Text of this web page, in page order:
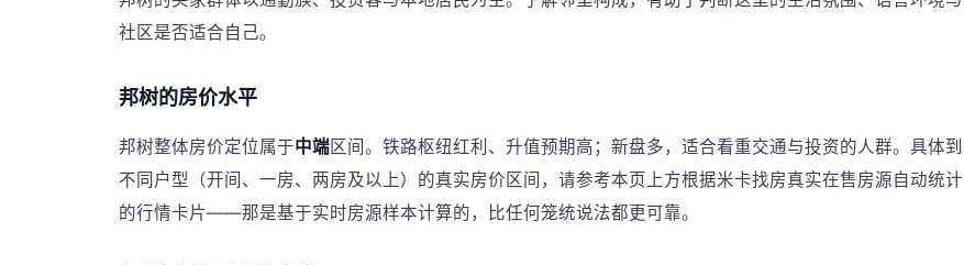
社区是否适合自己。
邦树的房价水平
邦树整体房价定位属于中端区间。铁路枢纽红利、升值预期高；新盘多，适合看重交通与投资的人群。具体到
不同户型（开间、一房、两房及以上）的真实房价区间，请参考本页上方根据米卡找房真实在售房源自动统计
的行情卡片——那是基于实时房源样本计算的，比任何笼统说法都更可靠。